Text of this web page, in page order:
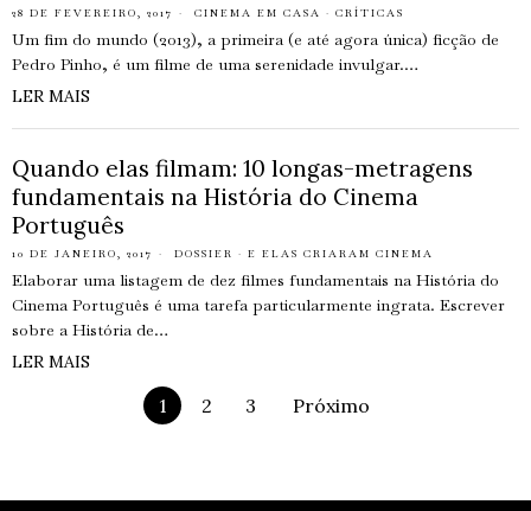
28 DE FEVEREIRO, 2017 CINEMA EM CASA · CRÍTICAS
Um fim do mundo (2013), a primeira (e até agora única) ficção de
Pedro Pinho, é um filme de uma serenidade invulgar.…
LER MAIS
Quando elas filmam: 10 longas-metragens
fundamentais na História do Cinema
Português
10 DE JANEIRO, 2017 DOSSIER · E ELAS CRIARAM CINEMA
Elaborar uma listagem de dez filmes fundamentais na História do
Cinema Português é uma tarefa particularmente ingrata. Escrever
sobre a História de…
LER MAIS
1 2 3 Próximo